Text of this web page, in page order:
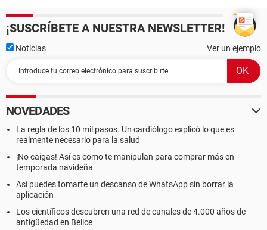
¡SUSCRÍBETE A NUESTRA NEWSLETTER!
Noticias Ver un ejemplo
NOVEDADES
La regla de los 10 mil pasos. Un cardiólogo explicó lo que es
realmente necesario para la salud
¡No caigas! Así es como te manipulan para comprar más en
temporada navideña
Así puedes tomarte un descanso de WhatsApp sin borrar la
aplicación
Los científicos descubren una red de canales de 4.000 años de
antigüedad en Belice